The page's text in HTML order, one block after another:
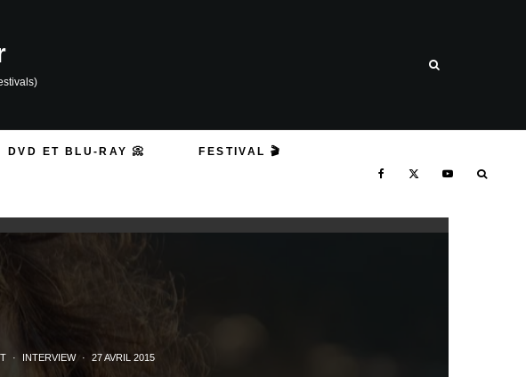
DVD ET BLU-RAY 📀 FESTIVAL 🎬
· INTERVIEW · 27 AVRIL 2015